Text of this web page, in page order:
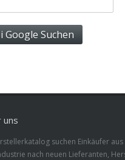
uns
suchen Einkäufer
nach neuen Lieferanten,